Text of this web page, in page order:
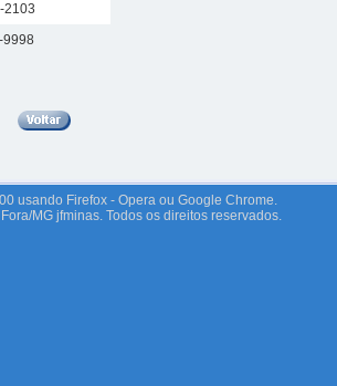
2103
9998
usando Firefox - Opera ou Google Chrome.
MG jfminas. Todos os direitos reservados.